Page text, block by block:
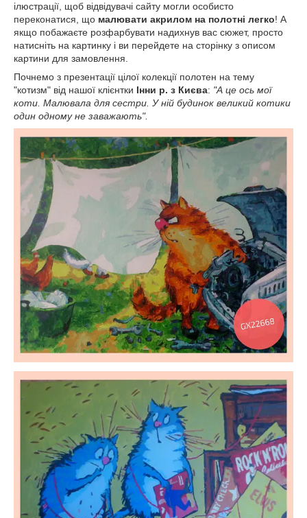
ілюстрації, щоб відвідувачі сайту могли особисто
переконатися, що малювати акрилом на полотні легко! А
якщо побажаєте розфарбувати надихнув вас сюжет, просто
натисніть на картинку і ви перейдете на сторінку з описом
картини для замовлення.
Почнемо з презентації цілої колекції полотен на тему
"котизм" від нашої клієнтки Інни р. з Києва: "А це ось мої
коти. Малювала для сестри. У ній будинок великий котики
один одному не заважають".